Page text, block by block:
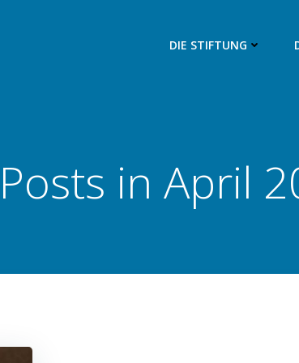
DIE STIFTUNG
Posts in April